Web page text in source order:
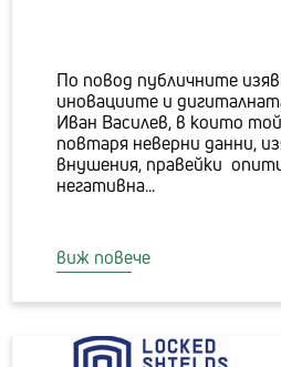
По повод публичните
иновациите и
Иван Василев, в които
повтаря неверни данни,
внушения, правейки
негативна...
виж повече